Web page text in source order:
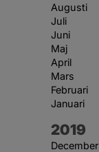
Augusti
Juli
Juni
Maj
April
Mars
Februari
Januari
År:
2019
December